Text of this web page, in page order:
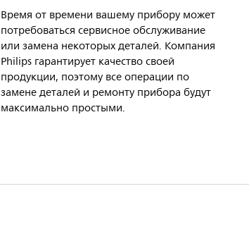
Время от времени вашему прибору может
потребоваться сервисное обслуживание
или замена некоторых деталей. Компания
Philips гарантирует качество своей
продукции, поэтому все операции по
замене деталей и ремонту прибора будут
максимально простыми.